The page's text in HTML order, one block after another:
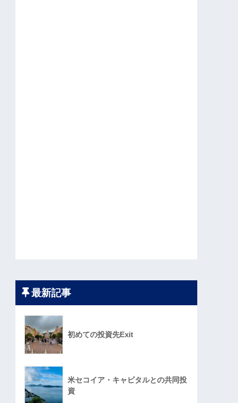
最新記事
初めての投資先Exit
米セコイア・キャピタルとの共同投
資